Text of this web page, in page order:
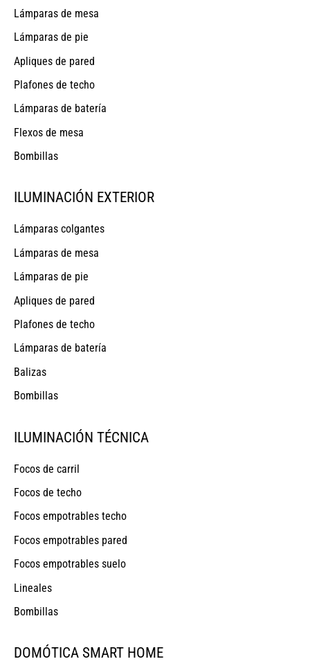
Lámparas de mesa
Lámparas de pie
Apliques de pared
Plafones de techo
Lámparas de batería
Flexos de mesa
Bombillas
ILUMINACIÓN EXTERIOR
Lámparas colgantes
Lámparas de mesa
Lámparas de pie
Apliques de pared
Plafones de techo
Lámparas de batería
Balizas
Bombillas
ILUMINACIÓN TÉCNICA
Focos de carril
Focos de techo
Focos empotrables techo
Focos empotrables pared
Focos empotrables suelo
Lineales
Bombillas
DOMÓTICA SMART HOME